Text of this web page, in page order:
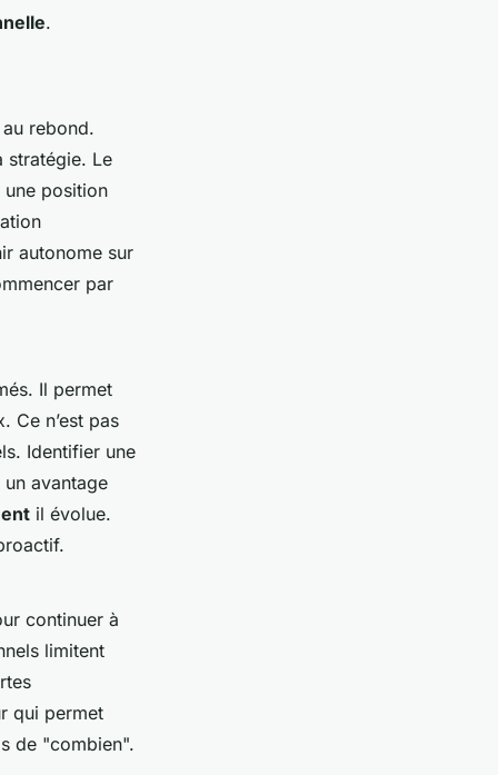
.
rebond.
stratégie. Le
une position
autonome sur
par
Il permet
Ce n’est pas
Identifier une
avantage
il évolue.
continuer à
limitent
qui permet
de "combien".